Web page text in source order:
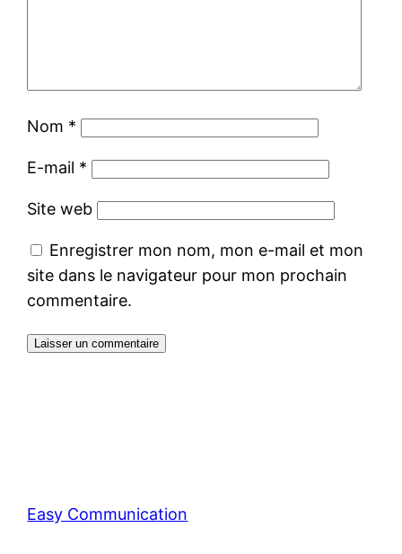
Nom *
E-mail *
Site web
Enregistrer mon nom, mon e-mail et mon
site dans le navigateur pour mon prochain
commentaire.
Easy Communication